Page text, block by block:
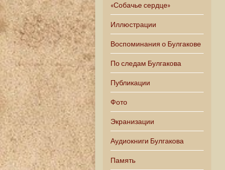
«Собачье сердце»
Иллюстрации
Воспоминания о Булгакове
По следам Булгакова
Публикации
Фото
Экранизации
Аудиокниги Булгакова
Память